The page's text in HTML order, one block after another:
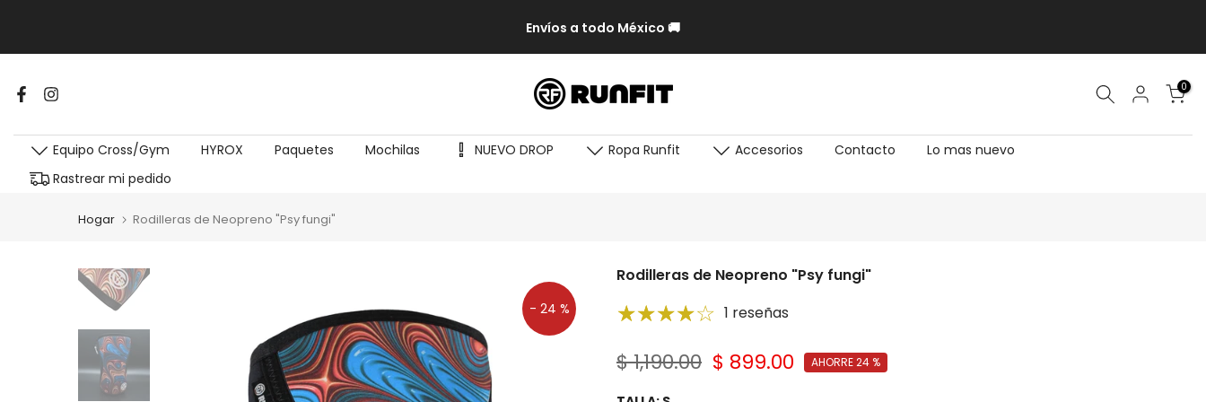
Envíos a todo México 🚚
0
Equipo Cross/Gym HYROX Paquetes Mochilas NUEVO DROP Ropa Runfit Accesorios Contacto
Lo mas nuevo
Rastrear mi pedido
Hogar Rodilleras de Neopreno "Psy fungi"
- 24 %
Rodilleras de Neopreno "Psy fungi"
1 reseñas
$ 1,190.00 $ 899.00 AHORRE 24 %